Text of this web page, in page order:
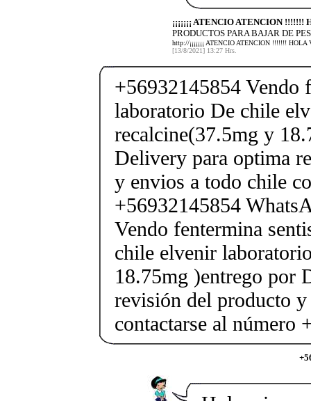
¡¡¡¡¡¡¡ ATENCIO ATENCION
PRODUCTOS PARA BAJAR DE
http://¡¡¡¡¡¡¡ ATENCIO ATENCION !!!!!!!
[13/8/2021] 13:27 Hrs.
+56932145854 Vendo
laboratorio De chile
recalcine(37.5mg y
Delivery para optima
y envios a todo chile
+56932145854
Vendo fentermina
chile elvenir
18.75mg )entrego por
revisión del producto
contactarse al número